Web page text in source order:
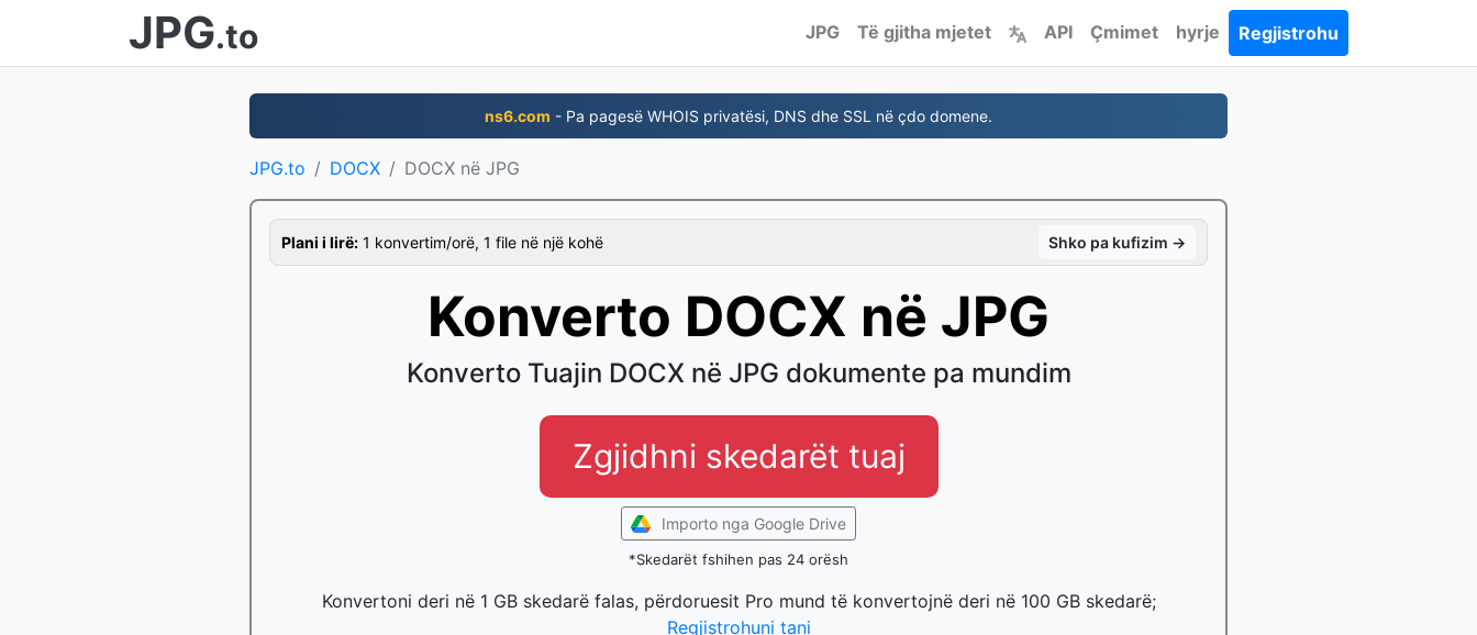
JPG.to JPG Të gjitha mjetet API Çmimet hyrje Regjistrohu
ns6.com - Pa pagesë WHOIS privatësi, DNS dhe SSL në çdo domene.
JPG.to DOCX DOCX në JPG
Plani i lirë: 1 konvertim/orë, 1 file në një kohë Shko pa kufizim →
Konverto DOCX në JPG
Konverto Tuajin DOCX në JPG dokumente pa mundim
Zgjidhni skedarët tuaj
Importo nga Google Drive
*Skedarët fshihen pas 24 orësh
Konvertoni deri në 1 GB skedarë falas, përdoruesit Pro mund të konvertojnë deri në 100 GB skedarë;
Regjistrohuni tani